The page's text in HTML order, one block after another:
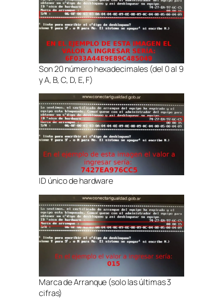
Son 20 número hexadecimales (del 0 al 9
y A, B, C, D, E, F)
ID único de hardware
Marca de Arranque (solo las últimas 3
cifras)